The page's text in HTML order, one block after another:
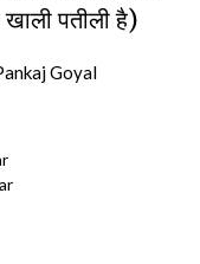
पतीली है)
Goyal